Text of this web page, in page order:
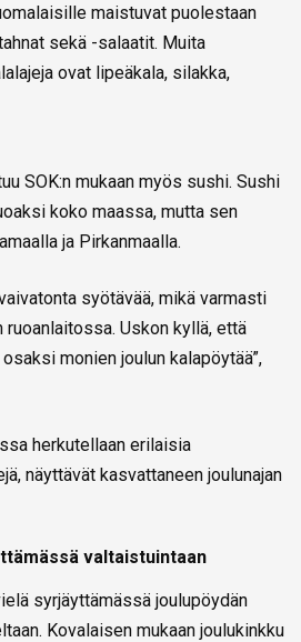
maistuvat puolestaan
sekä -salaatit. Muita
ovat lipeäkala, silakka,
SOK:n mukaan myös sushi. Sushi
koko maassa, mutta sen
ja Pirkanmaalla.
syötävää, mikä varmasti
ruoanlaitossa. Uskon kyllä, että
monien joulun kalapöytää”,
herkutellaan erilaisia
näyttävät kasvattaneen joulunajan
valtaistuintaan
syrjäyttämässä joulupöydän
Kovalaisen mukaan joulukinkku